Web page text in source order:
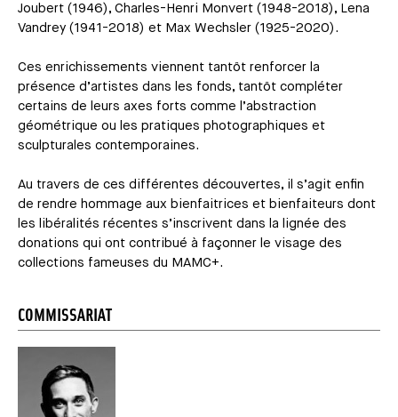
Joubert (1946), Charles-Henri Monvert (1948-2018), Lena
Vandrey (1941-2018) et Max Wechsler (1925-2020).
Ces enrichissements viennent tantôt renforcer la
présence d’artistes dans les fonds, tantôt compléter
certains de leurs axes forts comme l’abstraction
géométrique ou les pratiques photographiques et
sculpturales contemporaines.
Au travers de ces différentes découvertes, il s’agit enfin
de rendre hommage aux bienfaitrices et bienfaiteurs dont
les libéralités récentes s’inscrivent dans la lignée des
donations qui ont contribué à façonner le visage des
collections fameuses du MAMC+.
COMMISSARIAT